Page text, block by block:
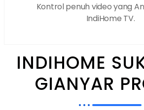
Kontrol penuh video yang
IndiHome TV.
INDIHOME
GIANYAR